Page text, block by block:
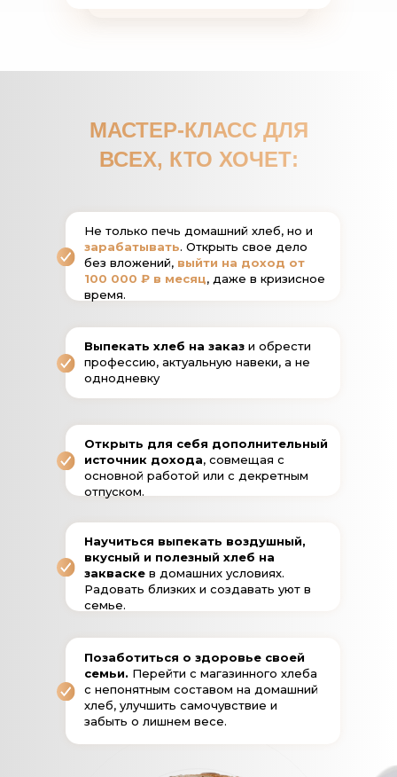
Не только печь домашний хлеб, но и
зарабатывать. Открыть свое дело
без вложений, выйти на доход от
100 000 ₽ в месяц, даже в кризисное
время.
МАСТЕР-КЛАСС ДЛЯ
ВСЕХ, КТО ХОЧЕТ:
Выпекать хлеб на заказ и обрести
профессию, актуальную навеки, а не
однодневку
Открыть для себя дополнительный
источник дохода, совмещая с
основной работой или с декретным
отпуском.
Научиться выпекать воздушный,
вкусный и полезный хлеб на
закваске в домашних условиях.
Радовать близких и создавать уют в
семье.
Позаботиться о здоровье своей
семьи. Перейти с магазинного хлеба
с непонятным составом на домашний
хлеб, улучшить самочувствие и
забыть о лишнем весе.